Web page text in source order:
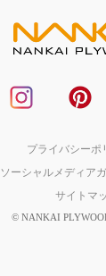
プライバシーポ
ソーシャルメディア
サイトマ
© NANKAI